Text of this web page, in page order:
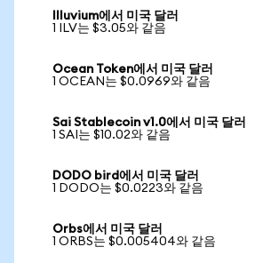
Illuvium에서 미국 달러
1 ILV는 $3.05와 같음
Ocean Token에서 미국 달러
1 OCEAN는 $0.0969와 같음
Sai Stablecoin v1.0에서 미국 달러
1 SAI는 $10.02와 같음
DODO bird에서 미국 달러
1 DODO는 $0.0223와 같음
Orbs에서 미국 달러
1 ORBS는 $0.005404와 같음